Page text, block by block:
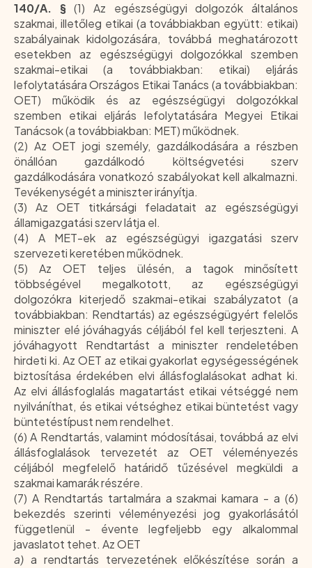
140/A. §(1) Az egészségügyi dolgozók általános
szakmai, illetőleg etikai (a továbbiakban együtt: etikai)
szabályainak kidolgozására, továbbá meghatározott
esetekben az egészségügyi dolgozókkal szemben
szakmai-etikai (a továbbiakban: etikai) eljárás
lefolytatására Országos Etikai Tanács (a továbbiakban:
OET) működik és az egészségügyi dolgozókkal
szemben etikai eljárás lefolytatására Megyei Etikai
Tanácsok (a továbbiakban: MET) működnek.
(2) Az OET jogi személy, gazdálkodására a részben
önállóan gazdálkodó költségvetési szerv
gazdálkodására vonatkozó szabályokat kell alkalmazni.
Tevékenységét a miniszter irányítja.
(3) Az OET titkársági feladatait az egészségügyi
államigazgatási szerv látja el.
(4) A MET-ek az egészségügyi igazgatási szerv
szervezeti keretében működnek.
(5) Az OET teljes ülésén, a tagok minősített
többségével megalkotott, az egészségügyi
dolgozókra kiterjedő szakmai-etikai szabályzatot (a
továbbiakban: Rendtartás) az egészségügyért felelős
miniszter elé jóváhagyás céljából fel kell terjeszteni. A
jóváhagyott Rendtartást a miniszter rendeletében
hirdeti ki. Az OET az etikai gyakorlat egységességének
biztosítása érdekében elvi állásfoglalásokat adhat ki.
Az elvi állásfoglalás magatartást etikai vétséggé nem
nyilváníthat, és etikai vétséghez etikai büntetést vagy
büntetéstípust nem rendelhet.
(6) A Rendtartás, valamint módosításai, továbbá az elvi
állásfoglalások tervezetét az OET véleményezés
céljából megfelelő határidő tűzésével megküldi a
szakmai kamarák részére.
(7) A Rendtartás tartalmára a szakmai kamara - a (6)
bekezdés szerinti véleményezési jog gyakorlásától
függetlenül - évente legfeljebb egy alkalommal
javaslatot tehet. Az OET
a) a rendtartás tervezetének előkészítése során a